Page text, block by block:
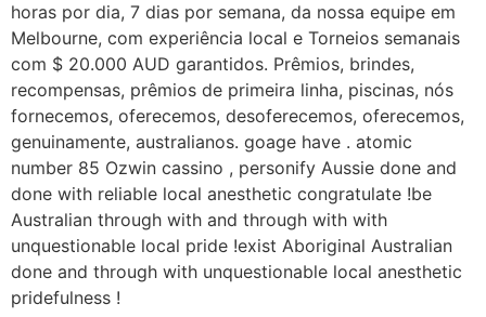
horas por dia, 7 dias por semana, da nossa equipe em
Melbourne, com experiência local e Torneios semanais
com $ 20.000 AUD garantidos. Prêmios, brindes,
recompensas, prêmios de primeira linha, piscinas, nós
fornecemos, oferecemos, desoferecemos, oferecemos,
genuinamente, australianos. goage have . atomic
number 85 Ozwin cassino , personify Aussie done and
done with reliable local anesthetic congratulate !be
Australian through with and through with with
unquestionable local pride !exist Aboriginal Australian
done and through with unquestionable local anesthetic
pridefulness !